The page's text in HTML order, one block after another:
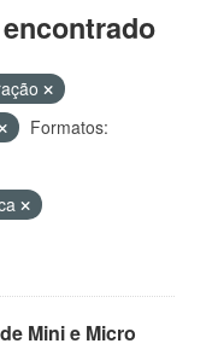
Formatos:
Mini e Micro